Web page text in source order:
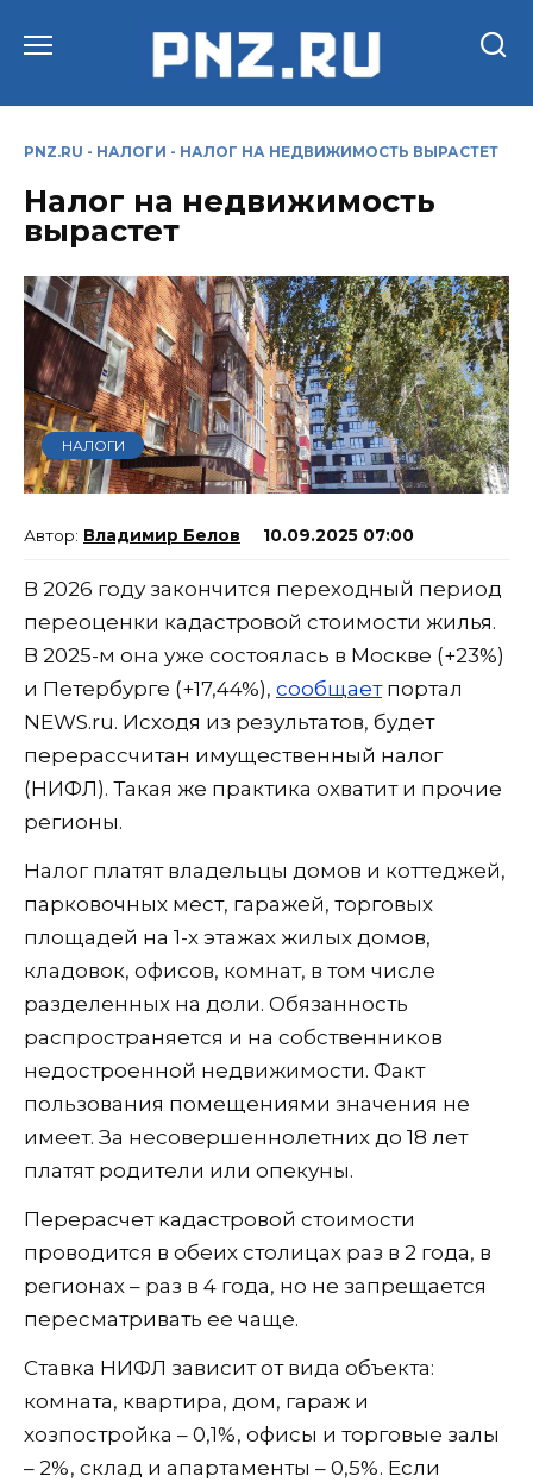
PNZ.RU - НАЛОГИ - НАЛОГ НА НЕДВИЖИМОСТЬ ВЫРАСТЕТ
Налог на недвижимость
вырастет
НАЛОГИ
Владимир Белов 10.09.2025 07:00
В 2026 году закончится переходный период
переоценки кадастровой стоимости жилья.
В 2025-м она уже состоялась в Москве (+23%)
и Петербурге (+17,44%), сообщаетпортал
NEWS.ru. Исходя из результатов, будет
перерассчитан имущественный налог
(НИФЛ). Такая же практика охватит и прочие
регионы.
Налог платят владельцы домов и коттеджей,
парковочных мест, гаражей, торговых
площадей на 1-х этажах жилых домов,
кладовок, офисов, комнат, в том числе
разделенных на доли. Обязанность
распространяется и на собственников
недостроенной недвижимости. Факт
пользования помещениями значения не
имеет. За несовершеннолетних до 18 лет
платят родители или опекуны.
Перерасчет кадастровой стоимости
проводится в обеих столицах раз в 2 года, в
регионах – раз в 4 года, но не запрещается
пересматривать ее чаще.
Ставка НИФЛ зависит от вида объекта:
комната, квартира, дом, гараж и
хозпостройка – 0,1%, офисы и торговые залы
– 2%, склад и апартаменты – 0,5%. Если